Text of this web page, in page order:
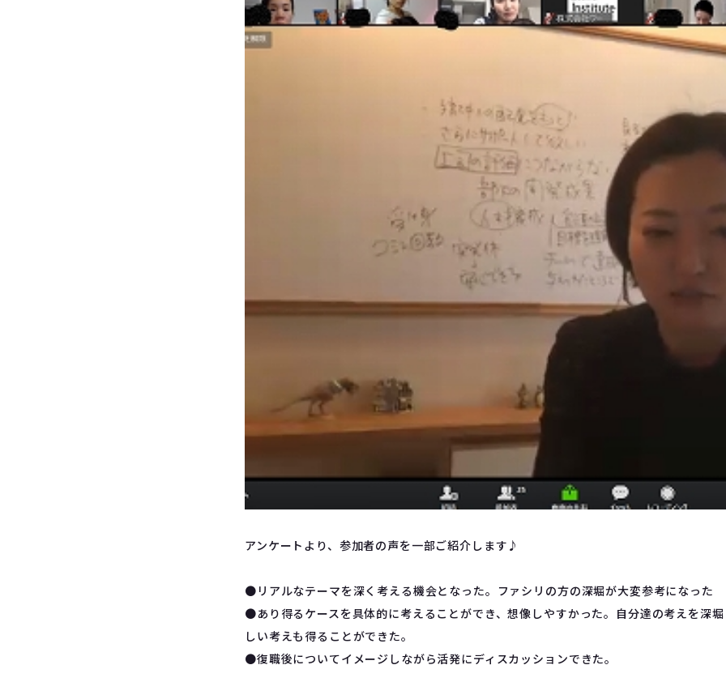
アンケートより、参加者の声を一部ご紹介します♪
●リアルなテーマを深く考える機会となった。ファシリの方の深堀が大変参考になった
●あり得るケースを具体的に考えることができ、想像しやすかった。自分達の考えを深
しい考えも得ることができた。
●復職後についてイメージしながら活発にディスカッションできた。